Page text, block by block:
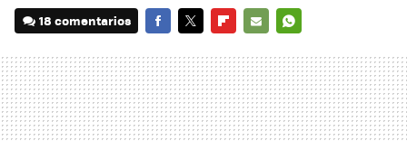
18 comentarios
MAIL